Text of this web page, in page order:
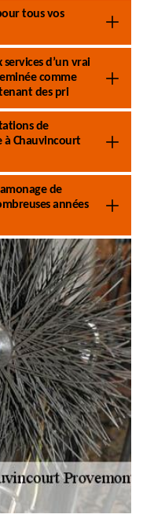
tous vos
d’un vrai
comme
des pri
de
à Chauvincourt
de
années